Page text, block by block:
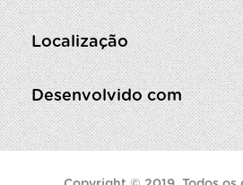
Localização
Desenvolvido com